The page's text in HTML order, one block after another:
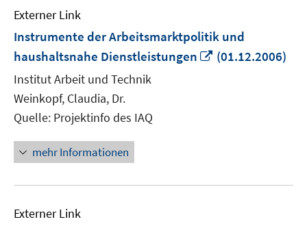
Externer Link
Instrumente der Arbeitsmarktpolitik und
haushaltsnahe Dienstleistungen
In
(01.12.2006)
Institut Arbeit und Technik
Weinkopf, Claudia, Dr.
Quelle: Projektinfo des IAQ
mehr Informationen
Externer Link